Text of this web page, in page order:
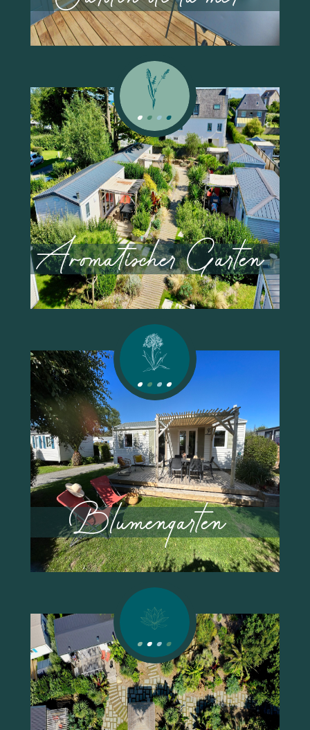
Aromatischer Garten
AB
413 €
/ WOCHE
4 PERSONEN
2 SCHLAFEN
Blumengarten
AB
343 €
/ WOCHE
4 PERSONEN
2 SCHLAFEN